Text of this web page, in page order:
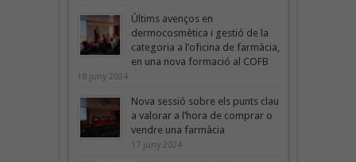
Últims avenços en
dermocosmètica i gestió de la
categoria a l’oficina de farmàcia,
en una nova formació al COFB
18 juny 2024
Nova sessió sobre els punts clau
a valorar a l’hora de comprar o
vendre una farmàcia
17 juny 2024